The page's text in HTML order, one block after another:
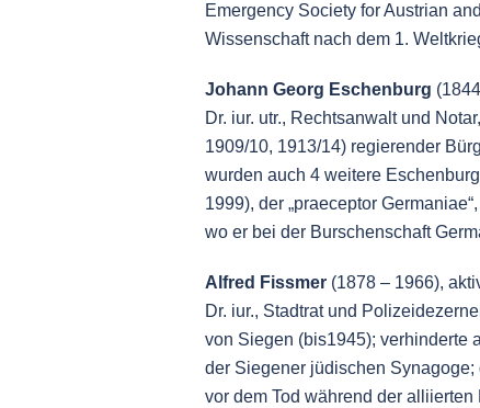
Emergency Society for Austrian
Wissenschaft nach dem 1.
Johann Georg Eschenburg
Dr. iur. utr., Rechtsanwalt und
1909/10, 1913/14) regierender
wurden auch 4 weitere
1999), der „praeceptor
wo er bei der Burschenschaft
Alfred Fissmer (1878 – 1966),
Dr. iur., Stadtrat und
von Siegen (bis1945); verhinderte
der Siegener jüdischen
vor dem Tod während der